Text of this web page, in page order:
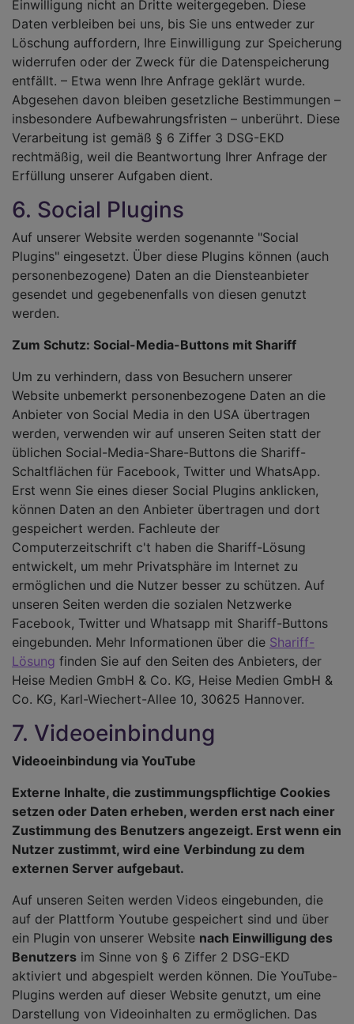
Einwilligung nicht an Dritte weitergegeben. Diese
Daten verbleiben bei uns, bis Sie uns entweder zur
Löschung auffordern, Ihre Einwilligung zur Speicherung
widerrufen oder der Zweck für die Datenspeicherung
entfällt. – Etwa wenn Ihre Anfrage geklärt wurde.
Abgesehen davon bleiben gesetzliche Bestimmungen –
insbesondere Aufbewahrungsfristen – unberührt. Diese
Verarbeitung ist gemäß § 6 Ziffer 3 DSG-EKD
rechtmäßig, weil die Beantwortung Ihrer Anfrage der
Erfüllung unserer Aufgaben dient.
6. Social Plugins
Auf unserer Website werden sogenannte "Social
Plugins" eingesetzt. Über diese Plugins können (auch
personenbezogene) Daten an die Diensteanbieter
gesendet und gegebenenfalls von diesen genutzt
werden.
Zum Schutz: Social-Media-Buttons mit Shariff
Um zu verhindern, dass von Besuchern unserer
Website unbemerkt personenbezogene Daten an die
Anbieter von Social Media in den USA übertragen
werden, verwenden wir auf unseren Seiten statt der
üblichen Social-Media-Share-Buttons die Shariff-
Schaltflächen für Facebook, Twitter und WhatsApp.
Erst wenn Sie eines dieser Social Plugins anklicken,
können Daten an den Anbieter übertragen und dort
gespeichert werden. Fachleute der
Computerzeitschrift c't haben die Shariff-Lösung
entwickelt, um mehr Privatsphäre im Internet zu
ermöglichen und die Nutzer besser zu schützen. Auf
unseren Seiten werden die sozialen Netzwerke
Facebook, Twitter und Whatsapp mit Shariff-Buttons
eingebunden. Mehr Informationen über die Shariff-
Lösung finden Sie auf den Seiten des Anbieters, der
Heise Medien GmbH & Co. KG, Heise Medien GmbH &
Co. KG, Karl-Wiechert-Allee 10, 30625 Hannover.
7. Videoeinbindung
Videoeinbindung via YouTube
Externe Inhalte, die zustimmungspflichtige Cookies
setzen oder Daten erheben, werden erst nach einer
Zustimmung des Benutzers angezeigt. Erst wenn ein
Nutzer zustimmt, wird eine Verbindung zu dem
externen Server aufgebaut.
Auf unseren Seiten werden Videos eingebunden, die
auf der Plattform Youtube gespeichert sind und über
ein Plugin von unserer Website nach Einwilligung des
Benutzers im Sinne von § 6 Ziffer 2 DSG-EKD
aktiviert und abgespielt werden können. Die YouTube-
Plugins werden auf dieser Website genutzt, um eine
Darstellung von Videoinhalten zu ermöglichen. Das